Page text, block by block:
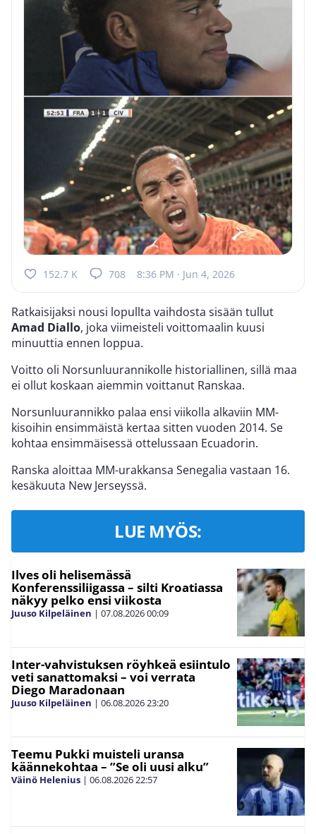
152.7 K 708 8:36 PM · Jun 4, 2026
Ratkaisijaksi nousi lopullta vaihdosta sisään tullut
Amad Diallo, joka viimeisteli voittomaalin kuusi
minuuttia ennen loppua.
Voitto oli Norsunluurannikolle historiallinen, sillä maa
ei ollut koskaan aiemmin voittanut Ranskaa.
Norsunluurannikko palaa ensi viikolla alkaviin MM-
kisoihin ensimmäistä kertaa sitten vuoden 2014. Se
kohtaa ensimmäisessä ottelussaan Ecuadorin.
Ranska aloittaa MM-urakkansa Senegalia vastaan 16.
kesäkuuta New Jerseyssä.
LUE MYÖS:
Ilves oli helisemässä
Konferenssiliigassa – silti Kroatiassa
näkyy pelko ensi viikosta
Juuso Kilpeläinen | 07.08.202600:09
Inter-vahvistuksen röyhkeä esiintulo
veti sanattomaksi – voi verrata
Diego Maradonaan
Juuso Kilpeläinen | 06.08.202623:20
Teemu Pukki muisteli uransa
käännekohtaa – ”Se oli uusi alku”
Väinö Helenius | 06.08.202622:57